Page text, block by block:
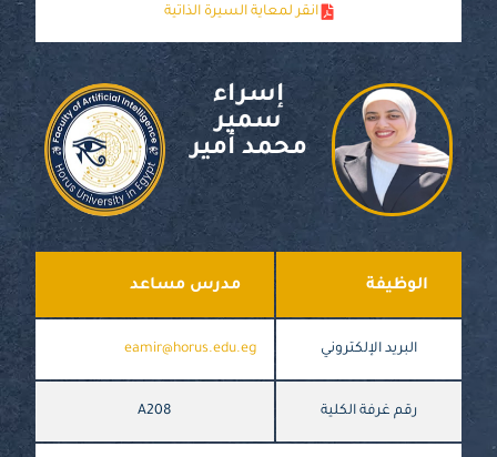
انقر لمعاية السيرة الذاتية
إسراء
سمير
محمد أمير
الوظيفة مدرس مساعد
البريد الإلكتروني eamir@horus.edu.eg
رقم غرفة الكلية A208